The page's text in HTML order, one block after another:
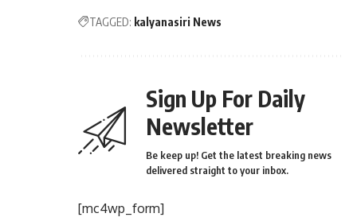
TAGGED: kalyanasiri News
Sign Up For Daily
Newsletter
Be keep up! Get the latest breaking news
delivered straight to your inbox.
[mc4wp_form]